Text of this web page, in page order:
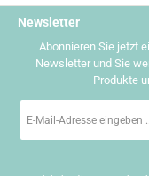
Newsletter
Abonnieren Sie jetzt
Newsletter und Sie
Produkte
Mail-